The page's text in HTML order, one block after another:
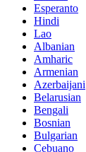
Esperanto
Hindi
Lao
Albanian
Amharic
Armenian
Azerbaijani
Belarusian
Bengali
Bosnian
Bulgarian
Cebuano